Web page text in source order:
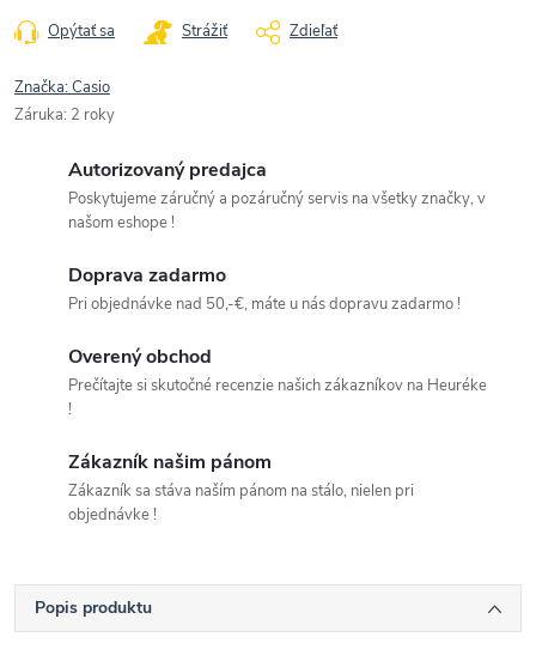
Opýtať sa Strážiť Zdieľať
Značka:Casio
Záruka: 2 roky
Autorizovaný predajca
Poskytujeme záručný a pozáručný servis na všetky značky, v
našom eshope !
Doprava zadarmo
Pri objednávke nad 50,-€, máte u nás dopravu zadarmo !
Overený obchod
Prečítajte si skutočné recenzie našich zákazníkov na Heuréke
!
Zákazník našim pánom
Zákazník sa stáva naším pánom na stálo, nielen pri
objednávke !
Popis produktu